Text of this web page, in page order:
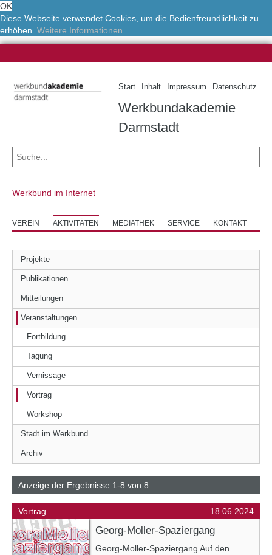
OK
Diese Webseite verwendet Cookies, um die Bedienfreundlichkeit zu
erhöhen. Weitere Informationen.
Start Inhalt Impressum Datenschutz
Werkbundakademie
Darmstadt
Werkbund im Internet
VEREIN AKTIVITÄTEN MEDIATHEK SERVICE KONTAKT
Projekte
Publikationen
Mitteilungen
Veranstaltungen
Fortbildung
Tagung
Vernissage
Vortrag
Workshop
Stadt im Werkbund
Archiv
Anzeige der Ergebnisse 1-8 von 8
Vortrag 18.06.2024
Georg-Moller-Spaziergang
Georg-Moller-Spaziergang Auf den